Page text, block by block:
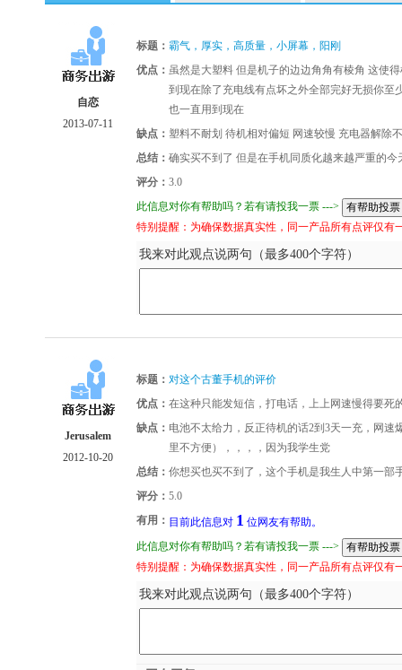
自恋
2013-07-11
标题： 霸气，厚实，高质量，小屏幕，阳刚
优点： 虽然是大塑料 但是机子的边边角角有棱角 这使
到现在除了充电线有点坏之外全部完好无损你至
也一直用到现在
缺点： 塑料不耐划 待机相对偏短 网速较慢 充电器解除
总结： 确实买不到了 但是在手机同质化越来越严重的
评分： 3.0
此信息对你有帮助吗？若有请投我一票 --->
特别提醒：为确保数据真实性，同一产品所有点评仅有
我来对此观点说两句（最多400个字符）
Jerusalem
2012-10-20
标题： 对这个古董手机的评价
优点： 在这种只能发短信，打电话，上上网速慢得要
缺点： 电池不太给力，反正待机的话2到3天一充，网
里不方便），，，，因为我学生党
总结： 你想买也买不到了，这个手机是我生人中第一部
评分： 5.0
有用： 目前此信息对 1 位网友有帮助。
此信息对你有帮助吗？若有请投我一票 --->
特别提醒：为确保数据真实性，同一产品所有点评仅有
我来对此观点说两句（最多400个字符）